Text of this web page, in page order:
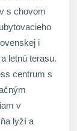
s chovom
i
letnú terasu.
centrum s
v
lyží a